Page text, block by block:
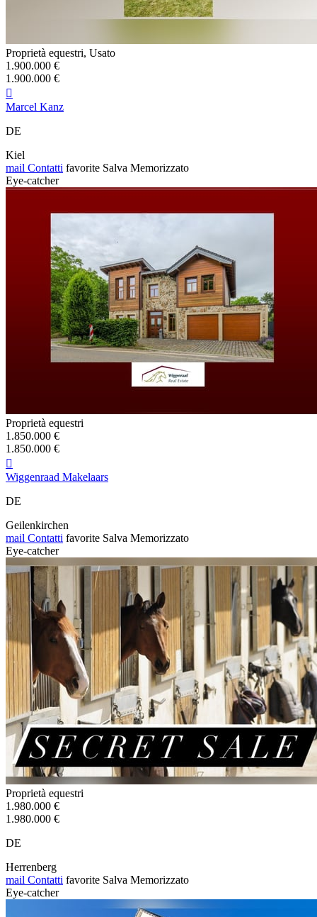
Proprietà equestri, Usato
1.900.000 €
1.900.000 €

Marcel Kanz
DE
Kiel
mail Contatti favorite Salva Memorizzato
Eye-catcher
Proprietà equestri
1.850.000 €
1.850.000 €

Wiggenraad Makelaars
DE
Geilenkirchen
mail Contatti favorite Salva Memorizzato
Eye-catcher
Proprietà equestri
1.980.000 €
1.980.000 €
DE
Herrenberg
mail Contatti favorite Salva Memorizzato
Eye-catcher